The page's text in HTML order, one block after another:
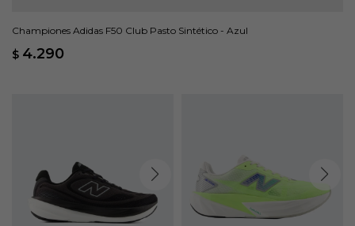
Championes Adidas F50 Club Pasto Sintético - Azul
$ 4.290